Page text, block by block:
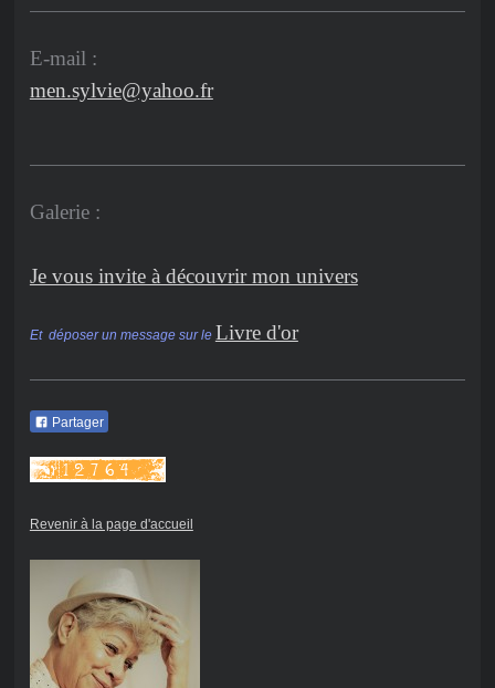
E-mail :
men.sylvie@yahoo.fr
Galerie :
Je vous invite à découvrir mon univers
Et déposer un message sur le Livre d'or
Partager
Revenir à la page d'accueil